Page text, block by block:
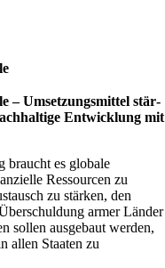
– Umset­zungs­mit­tel stär­
Ent­wick­lung mit
braucht es globale
Ressourcen zu
zu stärken, den
armer Länder
sollen ausgebaut werden,
allen Staaten zu